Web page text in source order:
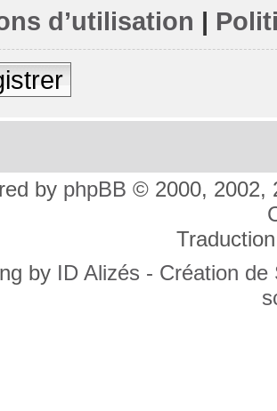
d’utilisation |
by phpBB © 2000, 2002,
by ID Alizés - Création